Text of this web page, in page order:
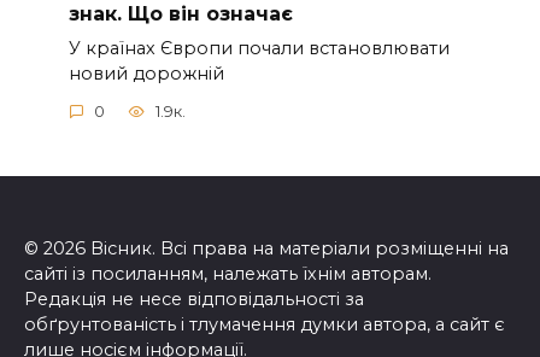
знак. Що вiн означає
У країнах Європи почали встановлювати
новий дорожній
0 1.9к.
© 2026 Вісник. Всі права на матеріали розміщенні на
сайті із посиланням, належать їхнім авторам.
Редакція не несе відповідальності за
обґрунтованість і тлумачення думки автора, а сайт є
лише носієм інформації.